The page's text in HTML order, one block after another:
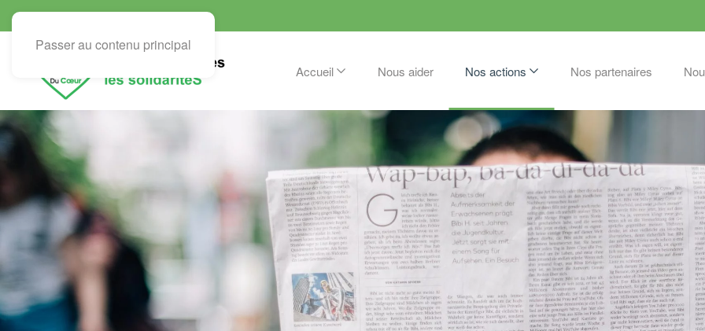
Passer au contenu principal
Accueil Nous aider Nos actions Nos partenaires